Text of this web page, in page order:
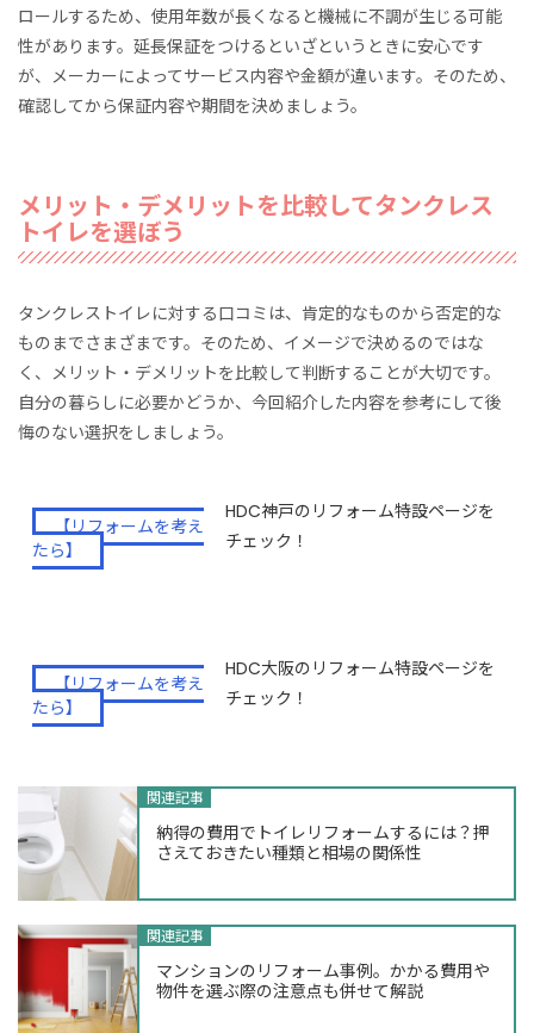
ロールするため、使用年数が長くなると機械に不調が生じる可能
性があります。延長保証をつけるといざというときに安心です
が、メーカーによってサービス内容や金額が違います。そのため、
確認してから保証内容や期間を決めましょう。
メリット・デメリットを比較してタンクレス
トイレを選ぼう
タンクレストイレに対する口コミは、肯定的なものから否定的な
ものまでさまざまです。そのため、イメージで決めるのではな
く、メリット・デメリットを比較して判断することが大切です。
自分の暮らしに必要かどうか、今回紹介した内容を参考にして後
悔のない選択をしましょう。
【リフォームを考え
たら】
HDC神戸のリフォーム特設ページを
チェック！
【リフォームを考え
たら】
HDC大阪のリフォーム特設ページを
チェック！
関連記事
納得の費用でトイレリフォームするには？押
さえておきたい種類と相場の関係性
関連記事
マンションのリフォーム事例。かかる費用や
物件を選ぶ際の注意点も併せて解説